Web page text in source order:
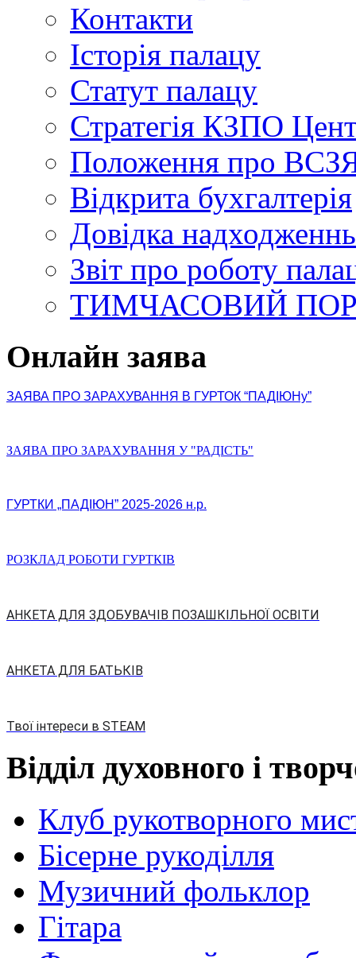
Контакти
Історія палацу
Статут палацу
Стратегія КЗПО
Положення про
Відкрита бухгалтерія
Довідка надходженнь
Звіт про роботу
ТИМЧАСОВИЙ
Онлайн заява
ЗАЯВА ПРО ЗАРАХУВАННЯ В ГУРТОК “ПАДІЮНу”
ЗАЯВА ПРО ЗАРАХУВАННЯ У "РАДІСТЬ"
ГУРТКИ „ПАДІЮН” 2025-2026 н.р.
РОЗКЛАД РОБОТИ ГУРТКІВ
АНКЕТА ДЛЯ ЗДОБУВАЧІВ ПОЗАШКІЛЬНОЇ ОСВІТИ
АНКЕТА ДЛЯ БАТЬКІВ
Твої інтереси в STEAM
Відділ духовного і
Клуб рукотворного
Бісерне рукоділля
Музичний фольклор
Гітара